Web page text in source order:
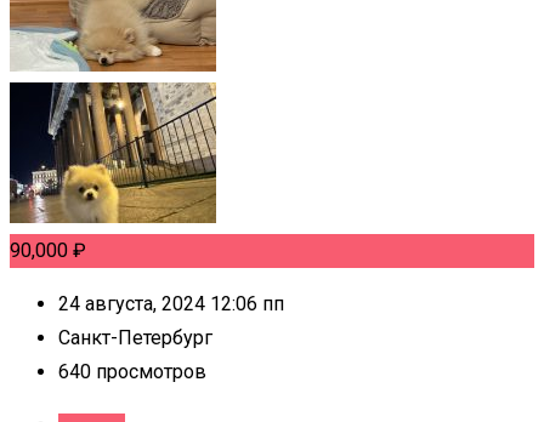
90,000 ₽
24 августа, 2024 12:06 пп
Санкт-Петербург
640 просмотров